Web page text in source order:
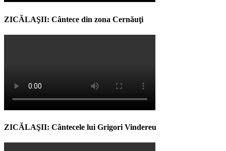
ZICĂLAŞII: Cântece din zona Cernăuţi
ZICĂLAŞII: Cântecele lui Grigori Vindereu